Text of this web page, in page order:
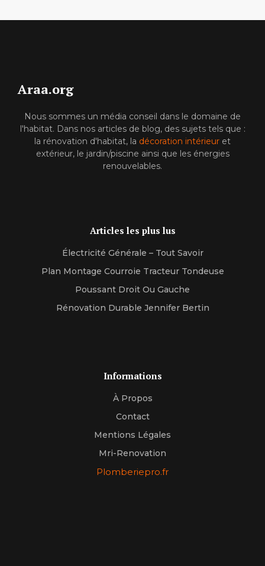
Araa.org
Nous sommes un média conseil dans le domaine de
l'habitat. Dans nos articles de blog, des sujets tels que :
la rénovation d'habitat, la décoration intérieur et
extérieur, le jardin/piscine ainsi que les énergies
renouvelables.
Articles les plus lus
Électricité Générale – Tout Savoir
Plan Montage Courroie Tracteur Tondeuse
Poussant Droit Ou Gauche
Rénovation Durable Jennifer Bertin
Informations
À Propos
Contact
Mentions Légales
Mri-Renovation
Plomberiepro.fr